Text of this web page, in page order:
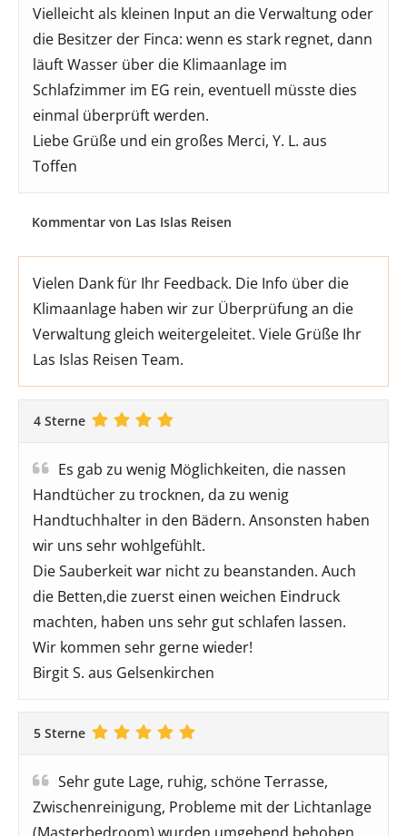
Vielleicht als kleinen Input an die Verwaltung oder
die Besitzer der Finca: wenn es stark regnet, dann
läuft Wasser über die Klimaanlage im
Schlafzimmer im EG rein, eventuell müsste dies
einmal überprüft werden.
Liebe Grüße und ein großes Merci, Y. L. aus
Toffen
Kommentar von Las Islas Reisen
Vielen Dank für Ihr Feedback. Die Info über die
Klimaanlage haben wir zur Überprüfung an die
Verwaltung gleich weitergeleitet. Viele Grüße Ihr
Las Islas Reisen Team.
4 Sterne
Es gab zu wenig Möglichkeiten, die nassen
Handtücher zu trocknen, da zu wenig
Handtuchhalter in den Bädern. Ansonsten haben
wir uns sehr wohlgefühlt.
Die Sauberkeit war nicht zu beanstanden. Auch
die Betten,die zuerst einen weichen Eindruck
machten, haben uns sehr gut schlafen lassen.
Wir kommen sehr gerne wieder!
Birgit S. aus Gelsenkirchen
5 Sterne
Sehr gute Lage, ruhig, schöne Terrasse,
Zwischenreinigung, Probleme mit der Lichtanlage